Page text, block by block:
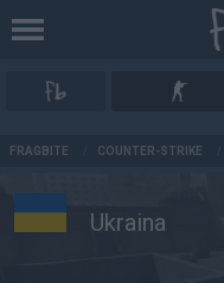
FRAGBITE COUNTER-STRIKE
Ukraina